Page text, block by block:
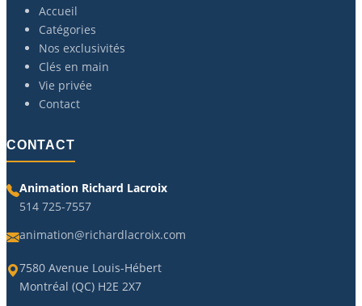
Accueil
Catégories
Nos exclusivités
Clés en main
Vie privée
Contact
CONTACT
Animation Richard Lacroix
514 725-7557
animation@richardlacroix.com
7580 Avenue Louis-Hébert
Montréal (QC) H2E 2X7